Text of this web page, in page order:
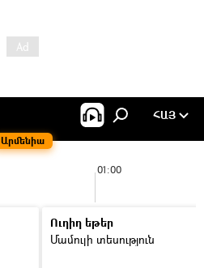
Արմենիա
ՀԱՅ
01:00
Ուղիղ եթեր
Մամուլի տեսություն